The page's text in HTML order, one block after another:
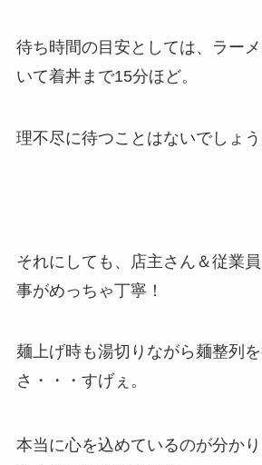
待ち時間の目安としては、ラー
いて着丼まで15分ほど。
理不尽に待つことはないでしょう
それにしても、店主さん＆従業
事がめっちゃ丁寧！
麺上げ時も湯切りながら麺整列
さ・・・すげぇ。
本当に心を込めているのが分か